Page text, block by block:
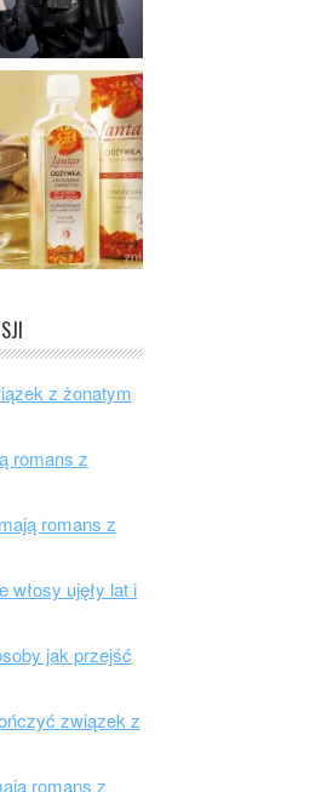
z żonatym
romans z
romans z
włosy ujęły lat i
jak przejść
związek z
romans z